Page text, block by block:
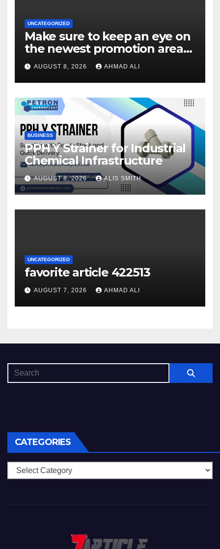
UNCATEGORIZED
Make sure to keep an eye on
the newest promotion area
once logging in to maximise
your winnings
AUGUST 8, 2026 AHMAD ALI
BUSINESS
PPH Y Strainer for Industrial
Chemical Infrastructure
AUGUST 8, 2026 ALIS SMITH
UNCATEGORIZED
favorite article 422513
AUGUST 7, 2026 AHMAD ALI
CATEGORIES
Categories